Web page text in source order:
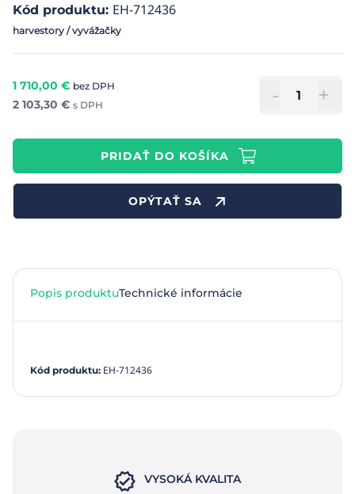
Kód produktu: EH-712436
harvestory / vyvážačky
1 710,00 € bez DPH
2 103,30 € s DPH - +
PRIDAŤ DO KOŠÍKA
OPÝTAŤ SA
Popis produktuTechnické informácie
Kód produktu: EH-712436
VYSOKÁ KVALITA